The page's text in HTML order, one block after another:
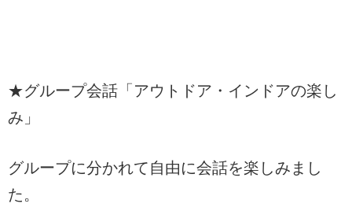
★グループ会話「アウトドア・インドアの楽し
み」
グループに分かれて自由に会話を楽しみまし
た。